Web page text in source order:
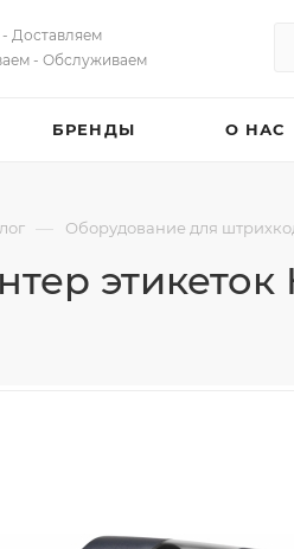
Доставляем
- Обслуживаем
БРЕНДЫ О НАС
— Оборудование для